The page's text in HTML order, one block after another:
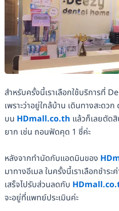
สำหรับครั้งนี้เราเลือกใช้บริการที่
เพราะว่าอยู่ใกล้บ้าน เดินทางสะดว
บน HDmall.co.th แล้วก็เลยตัด
ยาก เช่น ถอนฟัดคุด 1 ซี่ค่ะ
หลังจากทำนัดกับแอดมินของ
มาทางอีเมล ในครั้งนี้เราเลือกชำร
เสร็จไปรับส่วนลดกับ
จะอยู่ที่แพทย์ประเมินค่ะ